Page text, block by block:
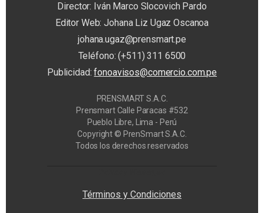
Director: Iván Marco Slocovich Pardo
Editor Web: Johana Liz Ugaz Oscanoa
johana.ugaz@prensmart.pe
Teléfono: (+511) 311 6500
Publicidad:fonoavisos@comercio.com.pe
PRENSMART S.A.C.
Prensmart Calle Paracas #532
Pueblo Libre, Lima - Perú
Copyright © PrenSmart S.A.C.
Todos los derechos reservados
Términos y Condiciones